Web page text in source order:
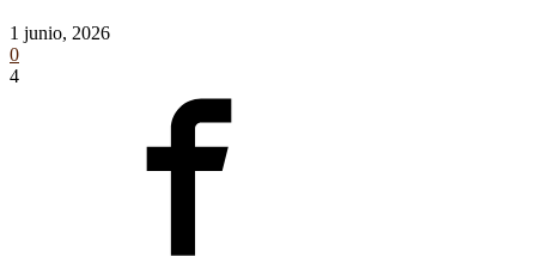
1 junio, 2026
0
4